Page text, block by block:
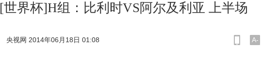
[世界杯]H组：比利时VS阿尔及利亚 上半场
央视网 2014年06月18日 01:08 A-